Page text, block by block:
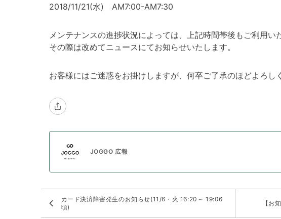
2018/11/21(水) AM7:00-AM7:30
メンテナンスの進捗状況によっては、上記時間帯後もご利用い
その際は改めてニュースにてお知らせいたします。
お客様にはご迷惑をお掛けしますが、何卒ご了承のほどよろし
JOGGO 広報
カード決済障害発生のお知らせ(11/6・火 16:20～ 19:06
頃)
【